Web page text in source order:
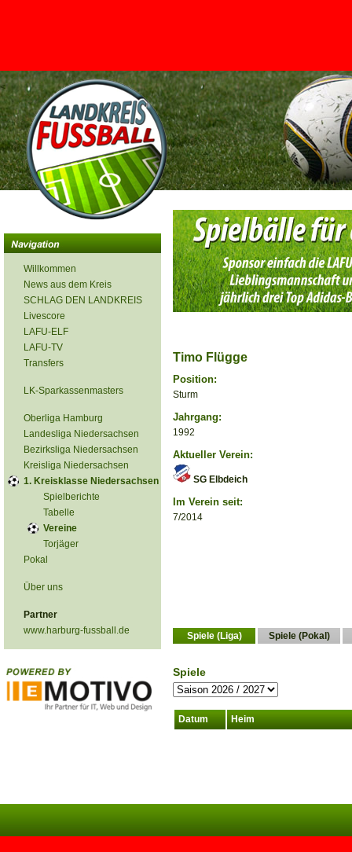
<
Willkommen
News aus dem Kreis
SCHLAG DEN LANDKREIS
Livescore
LAFU-ELF
LAFU-TV
Transfers
LK-Sparkassenmasters
Oberliga Hamburg
Landesliga Niedersachsen
Bezirksliga Niedersachsen
Kreisliga Niedersachsen
1. Kreisklasse Niedersachsen
Spielberichte
Tabelle
Vereine
Torjäger
Pokal
Über uns
Partner
www.harburg-fussball.de
Timo Flügge
Position:
Sturm
Jahrgang:
1992
Aktueller Verein:
SG Elbdeich
Im Verein seit:
7/2014
Spiele (Liga) Spiele (Pokal)
Spiele
Datum Heim